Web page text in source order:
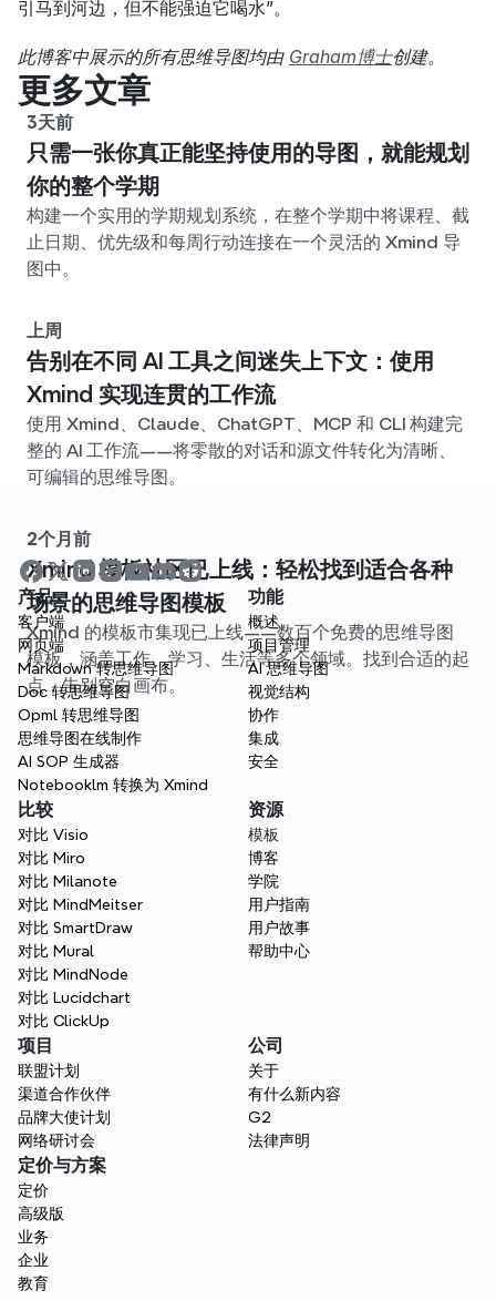
引马到河边，但不能强迫它喝水”。
此博客中展示的所有思维导图均由 Graham博士创建。
更多文章
3天前
只需一张你真正能坚持使用的导图，就能规划
你的整个学期
构建一个实用的学期规划系统，在整个学期中将课程、截
止日期、优先级和每周行动连接在一个灵活的 Xmind 导
图中。
上周
告别在不同 AI 工具之间迷失上下文：使用
Xmind 实现连贯的工作流
使用 Xmind、Claude、ChatGPT、MCP 和 CLI 构建完
整的 AI 工作流——将零散的对话和源文件转化为清晰、
可编辑的思维导图。
2个月前
Xmind 模板社区已上线：轻松找到适合各种
场景的思维导图模板
Xmind 的模板市集现已上线——数百个免费的思维导图
模板，涵盖工作、学习、生活等多个领域。找到合适的起
点，告别空白画布。
产品
客户端
网页端
Markdown 转思维导图
Doc 转思维导图
Opml 转思维导图
思维导图在线制作
AI SOP 生成器
Notebooklm 转换为 Xmind
功能
概述
项目管理
AI 思维导图
视觉结构
协作
集成
安全
比较
对比 Visio
对比 Miro
对比 Milanote
对比 MindMeitser
对比 SmartDraw
对比 Mural
对比 MindNode
对比 Lucidchart
对比 ClickUp
资源
模板
博客
学院
用户指南
用户故事
帮助中心
项目
联盟计划
渠道合作伙伴
品牌大使计划
网络研讨会
公司
关于
有什么新内容
G2
法律声明
定价与方案
定价
高级版
业务
企业
教育